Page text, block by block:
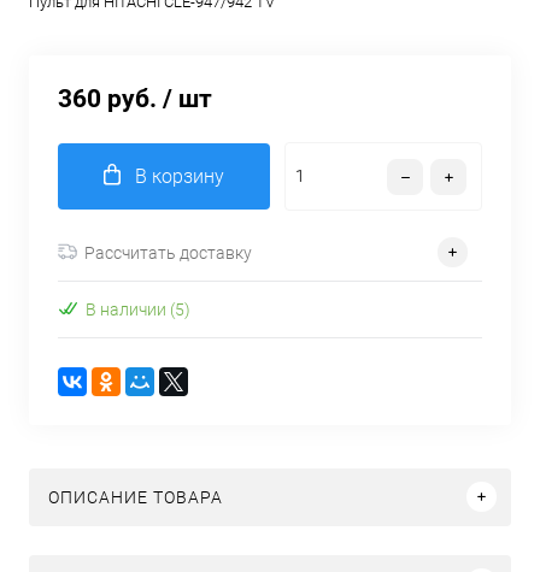
360 руб. / шт
В корзину
Рассчитать доставку
В наличии (5)
ОПИСАНИЕ ТОВАРА